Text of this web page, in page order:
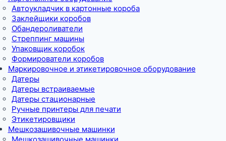
Автоукладчик в картонные короба
Заклейщики коробов
Обандероливатели
Стреппинг машины
Упаковщик коробок
Формирователи коробов
Маркировочное и этикетировочное оборудование
Датеры
Датеры встраиваемые
Датеры стационарные
Ручные принтеры для печати
Этикетировщики
Мешкозашивочные машинки